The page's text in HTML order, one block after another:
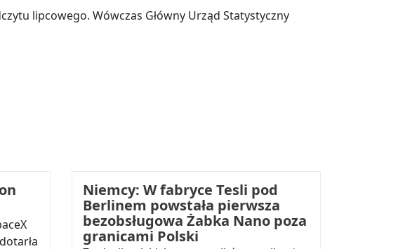
lipcowego. Wówczas Główny Urząd Statystyczny
Niemcy: W fabryce Tesli pod
Berlinem powstała pierwsza
bezobsługowa Żabka Nano poza
granicami Polski